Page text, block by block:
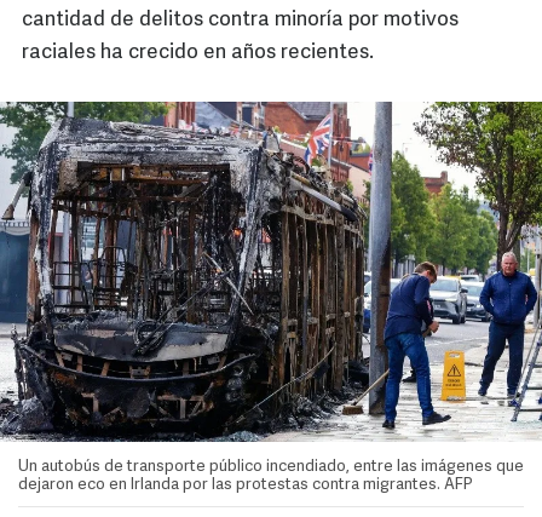
cantidad de delitos contra minoría por motivos
raciales ha crecido en años recientes.
Un autobús de transporte público incendiado, entre las imágenes que
dejaron eco en Irlanda por las protestas contra migrantes. AFP